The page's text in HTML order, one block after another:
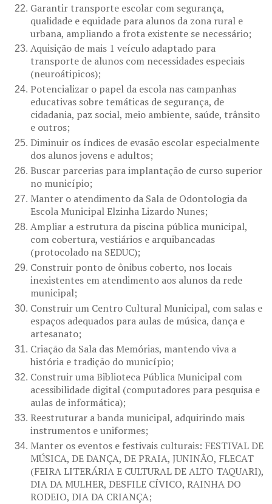
Garantir transporte escolar com segurança,
qualidade e equidade para alunos da zona rural e
urbana, ampliando a frota existente se necessário;
Aquisição de mais 1 veículo adaptado para
transporte de alunos com necessidades especiais
(neuroátipicos);
Potencializar o papel da escola nas campanhas
educativas sobre temáticas de segurança, de
cidadania, paz social, meio ambiente, saúde, trânsito
e outros;
Diminuir os índices de evasão escolar especialmente
dos alunos jovens e adultos;
Buscar parcerias para implantação de curso superior
no município;
Manter o atendimento da Sala de Odontologia da
Escola Municipal Elzinha Lizardo Nunes;
Ampliar a estrutura da piscina pública municipal,
com cobertura, vestiários e arquibancadas
(protocolado na SEDUC);
Construir ponto de ônibus coberto, nos locais
inexistentes em atendimento aos alunos da rede
municipal;
Construir um Centro Cultural Municipal, com salas e
espaços adequados para aulas de música, dança e
artesanato;
Criação da Sala das Memórias, mantendo viva a
história e tradição do município;
Construir uma Biblioteca Pública Municipal com
acessibilidade digital (computadores para pesquisa e
aulas de informática);
Reestruturar a banda municipal, adquirindo mais
instrumentos e uniformes;
Manter os eventos e festivais culturais: FESTIVAL DE
MÚSICA, DE DANÇA, DE PRAIA, JUNINÃO, FLECAT
(FEIRA LITERÁRIA E CULTURAL DE ALTO TAQUARI),
DIA DA MULHER, DESFILE CÍVICO, RAINHA DO
RODEIO, DIA DA CRIANÇA;